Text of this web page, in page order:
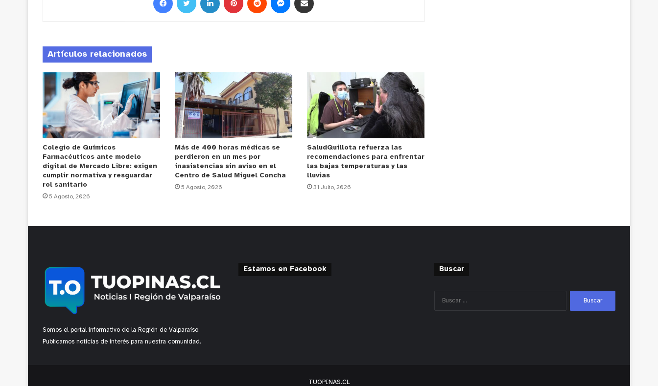
Artículos relacionados
Colegio de Químicos
Farmacéuticos ante modelo
digital de Mercado Libre: exigen
cumplir normativa y resguardar
rol sanitario
5 Agosto, 2026
Más de 400 horas médicas se
perdieron en un mes por
inasistencias sin aviso en el
Centro de Salud Miguel Concha
5 Agosto, 2026
SaludQuillota refuerza las
recomendaciones para enfrentar
las bajas temperaturas y las
lluvias
31 Julio, 2026
Somos el portal informativo de la Región de Valparaíso.
Publicamos noticias de interés para nuestra comunidad.
Estamos en Facebook Buscar
TUOPINAS.CL